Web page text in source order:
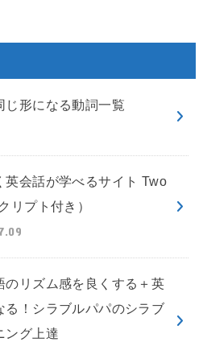
じ形になる動詞一覧
英会話が学べるサイト Two
リプト付き）
のリズム感を良くする＋英
る！シラブルパパのシラブ
ング上達